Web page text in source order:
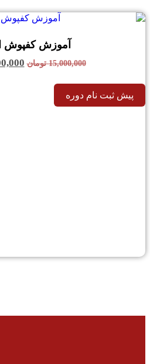
آموزش کفپوش
15,000,000 تومان قیمت
پیش ثبت نام دوره